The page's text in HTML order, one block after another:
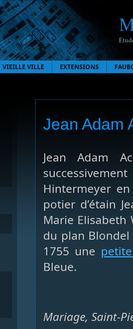
VIEILLE VILLE EXTENSIONS
Jean Adam
Jean Adam
Hintermeyer
potier d’étain
Marie
du plan
1755 une
Bleue.
Mariage, Saint-